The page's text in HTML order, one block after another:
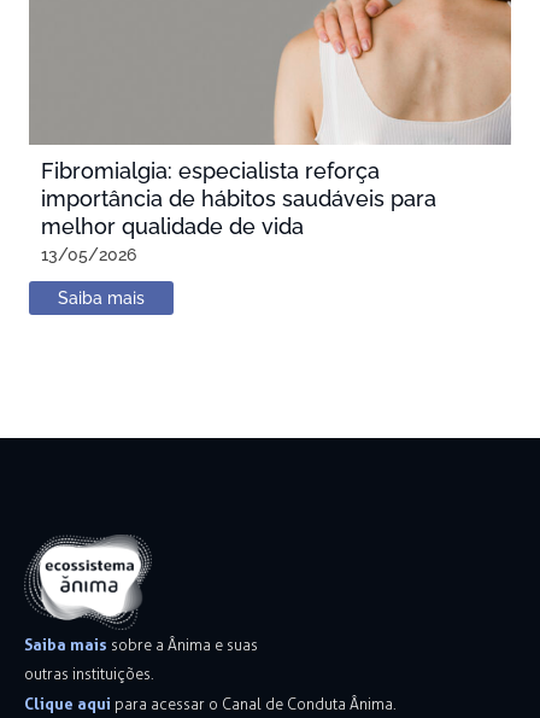
Fibromialgia: especialista reforça
importância de hábitos saudáveis para
melhor qualidade de vida
13/05/2026
Saiba mais
Saiba mais sobre a Ânima e suas
outras instituições.
Clique aqui para acessar o Canal de Conduta Ânima.